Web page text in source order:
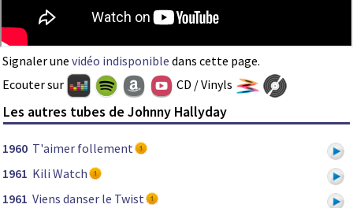
Signaler une vidéo indisponible dans cette page.
Ecouter sur
CD / Vinyls
Les autres tubes de Johnny Hallyday
1960 T'aimer follement
1961 Kili Watch
1961 Viens danser le Twist